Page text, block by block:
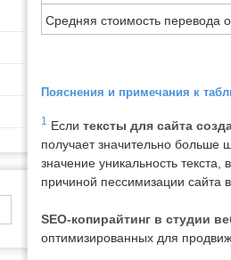
Средняя стоимость перевода
Пояснения и примечания к
1 Если тексты для сайта
получает значительно больше
значение уникальность текста,
причиной пессимизации сайта
SEO-копирайтинг в студии
оптимизированных для